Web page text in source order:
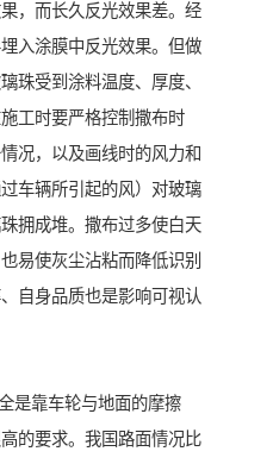
，而长久反光效果差。经
入涂膜中反光效果。但做
珠受到涂料温度、厚度、
工时要严格控制撒布时
况，以及画线时的风力和
车辆所引起的风）对玻璃
拥成堆。撒布过多使白天
易使灰尘沾粘而降低识别
自身品质也是影响可视认
是靠车轮与地面的摩擦
的要求。我国路面情况比